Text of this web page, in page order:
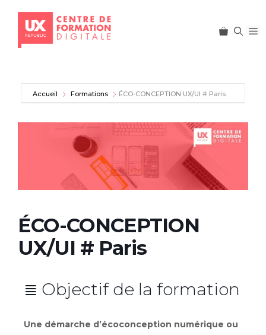
contenuAccueil Formations ÉCO-CONCEPTION UX/UI # Paris
ÉCO-CONCEPTION
UX/UI # Paris
≣ Objectif de la formation
Une démarche d’écoconception numérique ou